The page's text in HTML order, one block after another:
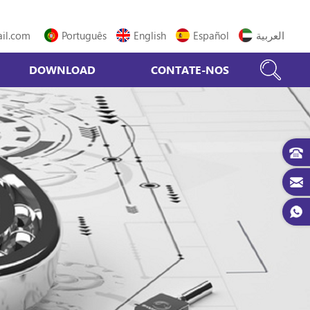
Português
English Español العربية
DOWNLOAD CONTATE-NOS